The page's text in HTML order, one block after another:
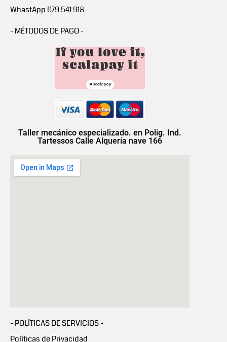
WhastApp 679 541 918
- MÉTODOS DE PAGO -
Taller mecánico especializado. en Polig. Ind.
Tartessos Calle Alquería nave 166
- POLÍTICAS DE SERVICIOS -
Políticas de Privacidad